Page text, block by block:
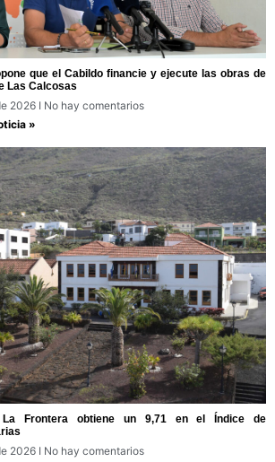
que el Cabildo financie y ejecute las obras de
Las Calcosas
2026
No hay comentarios
»
La Frontera obtiene un 9,71 en el Índice de
2026
No hay comentarios